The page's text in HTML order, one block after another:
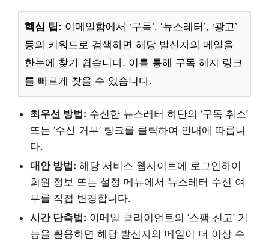
핵심 팁: 이메일함에서 ‘구독’, ‘뉴스레터’, ‘광고’
등의 키워드로 검색하면 해당 발신자의 메일을
한눈에 찾기 쉽습니다. 이를 통해 구독 해지 링크
를 빠르게 찾을 수 있습니다.
최우선 방법: 수신한 뉴스레터 하단의 ‘구독 취소’
또는 ‘수신 거부’ 링크를 클릭하여 안내에 따릅니
다.
대안 방법: 해당 서비스 웹사이트에 로그인하여
회원 정보 또는 설정 메뉴에서 뉴스레터 수신 여
부를 직접 변경합니다.
시간 단축법: 이메일 클라이언트의 ‘스팸 신고’ 기
능을 활용하면 해당 발신자의 메일이 더 이상 수